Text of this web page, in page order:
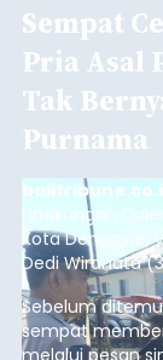
Sempat
Pria Asal
Tak
Purnama
Lingkungan
Kota Denpasar,
Dedi Wiranata
pesisir Pantai
Sebelum
sempat
melalui pesan